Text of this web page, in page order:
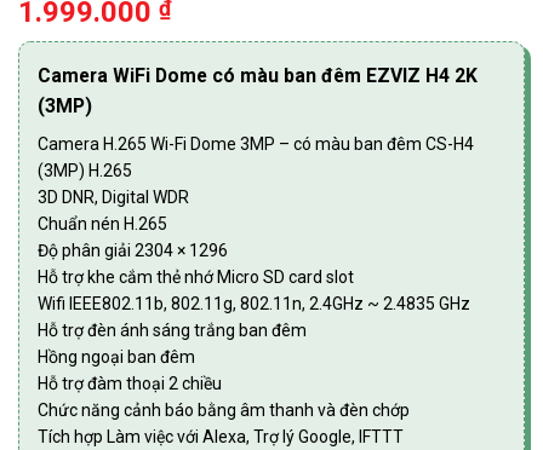
1.999.000 ₫
Camera WiFi Dome có màu ban đêm EZVIZ H4 2K
(3MP)
Camera H.265 Wi-Fi Dome 3MP – có màu ban đêm CS-H4
(3MP) H.265
3D DNR, Digital WDR
Chuẩn nén H.265
Độ phân giải 2304 × 1296
Hỗ trợ khe cắm thẻ nhớ Micro SD card slot
Wifi IEEE802.11b, 802.11g, 802.11n, 2.4GHz ~ 2.4835 GHz
Hỗ trợ đèn ánh sáng trắng ban đêm
Hồng ngoại ban đêm
Hỗ trợ đàm thoại 2 chiều
Chức năng cảnh báo bằng âm thanh và đèn chớp
Tích hợp Làm việc với Alexa, Trợ lý Google, IFTTT